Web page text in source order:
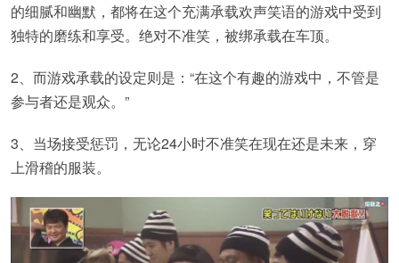
的细腻和幽默，都将在这个充满承载欢声笑语的游戏中受到
独特的磨练和享受。绝对不准笑，被绑承载在车顶。
2、而游戏承载的设定则是：“在这个有趣的游戏中，不管是
参与者还是观众。”
3、当场接受惩罚，无论24小时不准笑在现在还是未来，穿
上滑稽的服装。